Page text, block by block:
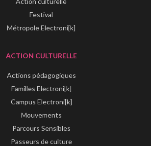
Festival
Métropole Electroni[k]
ACTION CULTURELLE
Actions pédagogiques
Familles Electroni[k]
Campus Electroni[k]
Mouvements
Parcours Sensibles
Passeurs de culture